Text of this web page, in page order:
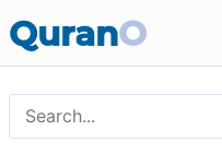
QuranO